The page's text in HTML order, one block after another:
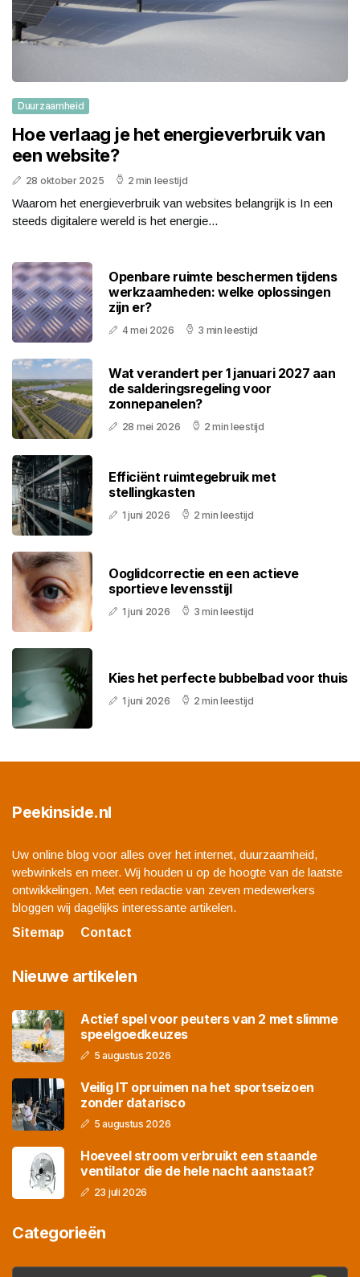
Duurzaamheid
Hoe verlaag je het energieverbruik van
een website?
28 oktober 2025 2 min leestijd
Waarom het energieverbruik van websites belangrijk is In een
steeds digitalere wereld is het energie...
Openbare ruimte beschermen tijdens
werkzaamheden: welke oplossingen
zijn er?
4 mei 2026 3 min leestijd
Wat verandert per 1 januari 2027 aan
de salderingsregeling voor
zonnepanelen?
28 mei 2026 2 min leestijd
Efficiënt ruimtegebruik met
stellingkasten
1 juni 2026 2 min leestijd
Ooglidcorrectie en een actieve
sportieve levensstijl
1 juni 2026 3 min leestijd
Kies het perfecte bubbelbad voor thuis
1 juni 2026 2 min leestijd
Peekinside.nl
Uw online blog voor alles over het internet, duurzaamheid,
webwinkels en meer. Wij houden u op de hoogte van de laatste
ontwikkelingen. Met een redactie van zeven medewerkers
bloggen wij dagelijks interessante artikelen.
Sitemap
Contact
Nieuwe artikelen
Actief spel voor peuters van 2 met slimme
speelgoedkeuzes
5 augustus 2026
Veilig IT opruimen na het sportseizoen
zonder datarisco
5 augustus 2026
Hoeveel stroom verbruikt een staande
ventilator die de hele nacht aanstaat?
23 juli 2026
Categorieën